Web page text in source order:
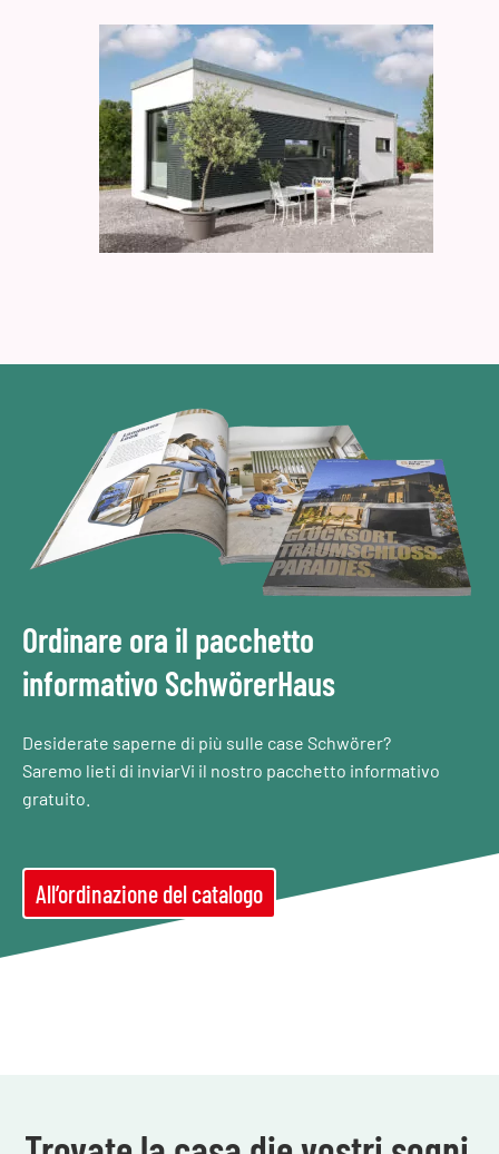
Ordinare ora il pacchetto
informativo SchwörerHaus
Desiderate saperne di più sulle case Schwörer?
Saremo lieti di inviarVi il nostro pacchetto informativo
gratuito.
All’ordinazione del catalogo